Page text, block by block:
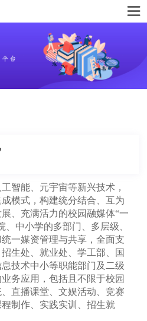
智能、元宇宙等新兴技术，
模式，构建统分结合、互为
、充满活力的校园融媒体“一
、中小学的多部门、多层级、
一媒资管理与共享，全面支
生处、就业处、学工部、国
技术中小等职能部门及二级
务应用，包括且不限于校园
直播课堂、文娱活动、竞赛
制作、实践实训、招生就